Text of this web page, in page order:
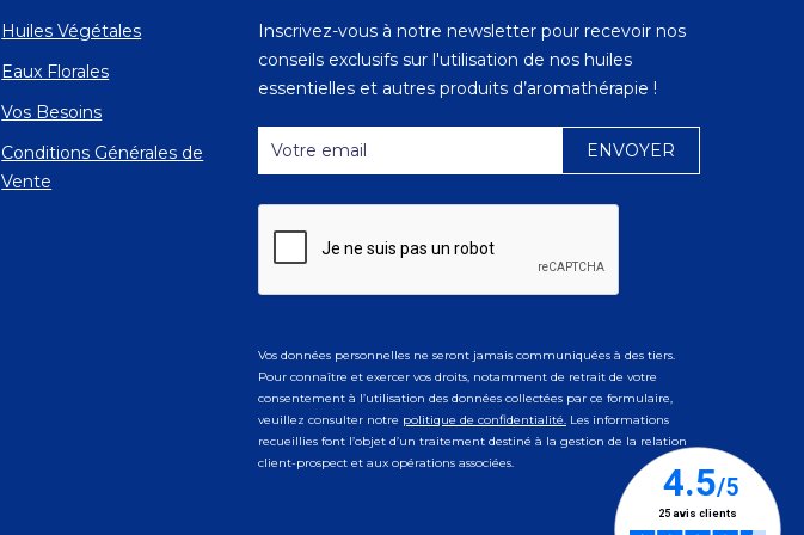
Huiles Végétales
Eaux Florales
Vos Besoins
Conditions Générales de
Vente
Inscrivez-vous à notre newsletter pour recevoir nos
conseils exclusifs sur l'utilisation de nos huiles
essentielles et autres produits d’aromathérapie !
Vos données personnelles ne seront jamais communiquées à des tiers.
Pour connaître et exercer vos droits, notamment de retrait de votre
consentement à l’utilisation des données collectées par ce formulaire,
veuillez consulter notre politique de confidentialité.Les informations
recueillies font l’objet d’un traitement destiné à la gestion de la relation
client-prospect et aux opérations associées.